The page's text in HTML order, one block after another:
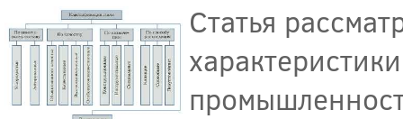
Статья